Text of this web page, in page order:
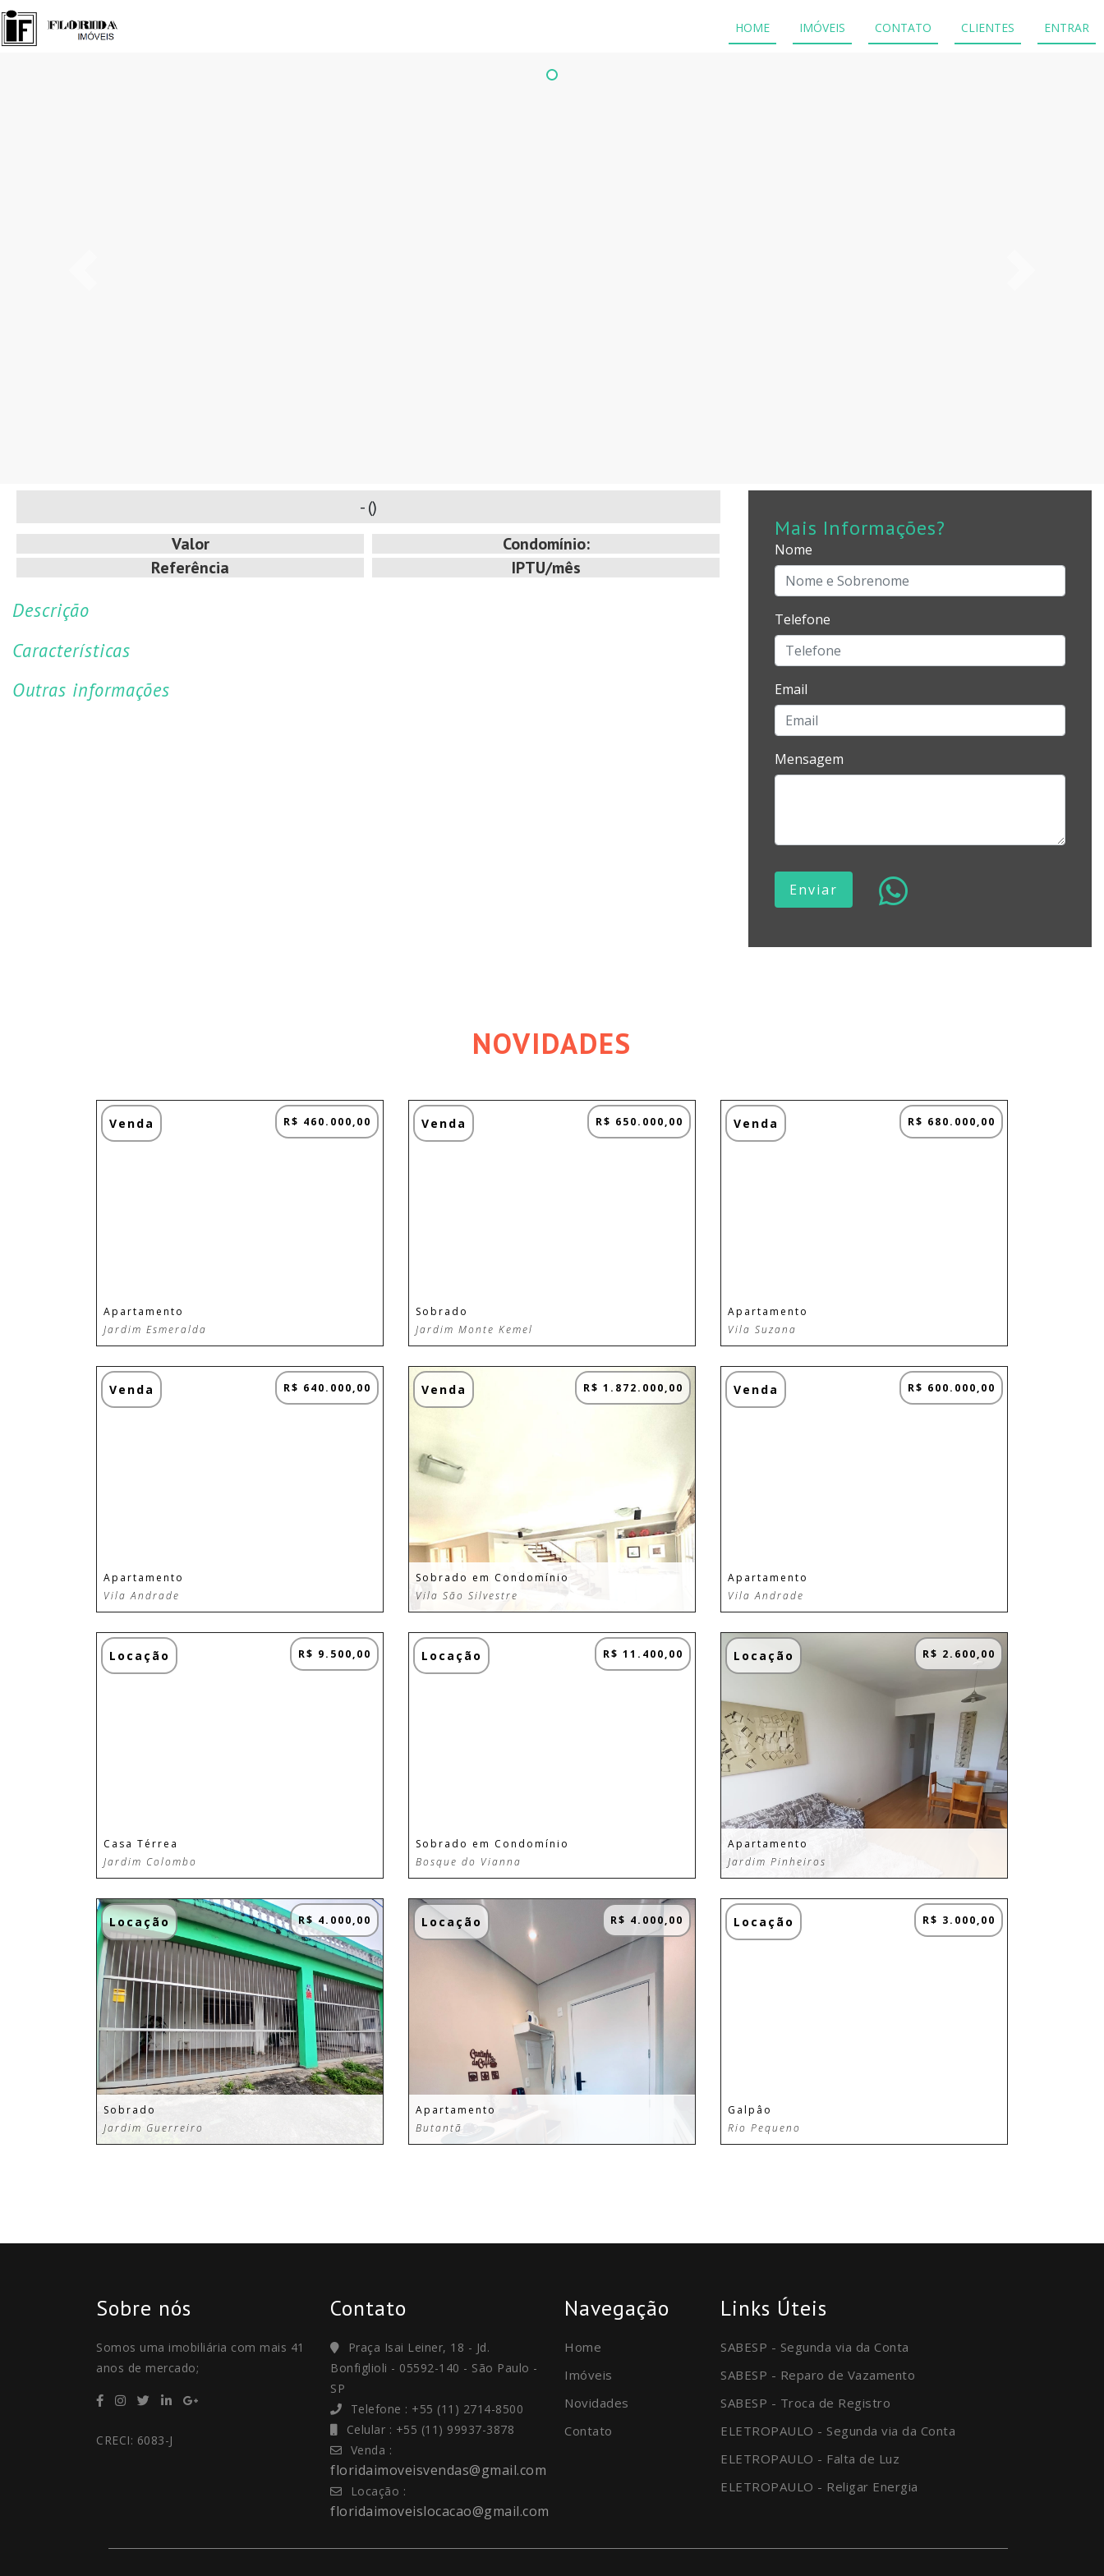
HOME IMÓVEIS CONTATO CLIENTES ENTRAR
- ()
Valor
Referência
Condomínio:
IPTU/mês
Descrição
Características
Outras informações
Mais Informações?
Nome
Telefone
Email
Mensagem
Enviar
NOVIDADES
Venda R$ 460.000,00
Apartamento
Jardim Esmeralda
Venda R$ 650.000,00
Sobrado
Jardim Monte Kemel
Venda R$ 680.000,00
Apartamento
Vila Suzana
Venda R$ 640.000,00
Apartamento
Vila Andrade
Venda R$ 1.872.000,00
Sobrado em Condomínio
Vila São Silvestre
Venda R$ 600.000,00
Apartamento
Vila Andrade
Locação R$ 9.500,00
Casa Térrea
Jardim Colombo
Locação R$ 11.400,00
Sobrado em Condomínio
Bosque do Vianna
Locação R$ 2.600,00
Apartamento
Jardim Pinheiros
Locação R$ 4.000,00
Sobrado
Jardim Guerreiro
Locação R$ 4.000,00
Apartamento
Butantã
Locação R$ 3.000,00
Galpâo
Rio Pequeno
Sobre nós
Somos uma imobiliária com mais 41
anos de mercado;
CRECI: 6083-J
Contato
Praça Isai Leiner, 18 - Jd.
Bonfiglioli - 05592-140 - São Paulo -
SP
Telefone : +55 (11) 2714-8500
Celular : +55 (11) 99937-3878
Venda :
floridaimoveisvendas@gmail.com
Locação :
floridaimoveislocacao@gmail.com
Navegação
Home
Imóveis
Novidades
Contato
Links Úteis
SABESP - Segunda via da Conta
SABESP - Reparo de Vazamento
SABESP - Troca de Registro
ELETROPAULO - Segunda via da Conta
ELETROPAULO - Falta de Luz
ELETROPAULO - Religar Energia